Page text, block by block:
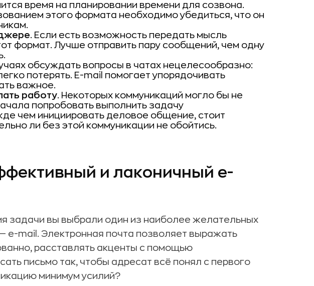
время на планировании времени для созвона.
этого формата необходимо убедиться, что он
. Если есть возможность передать мысль
формат. Лучше отправить пару сообщений, чем одну
обсуждать вопросы в чатах нецелесообразно:
потерять. E-mail помогает упорядочивать
важное.
работу. Некоторых коммуникаций могло бы не
попробовать выполнить задачу
чем инициировать деловое общение, стоит
ли без этой коммуникации не обойтись.
и лаконичный e-
задачи вы выбрали один из наиболее желательных
e-mail. Электронная почта позволяет выражать
расставлять акценты с помощью
письмо так, чтобы адресат всё понял с первого
минимум усилий?